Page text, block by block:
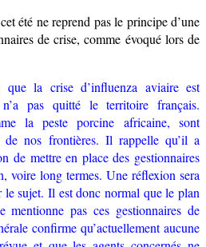
été ne reprend pas le principe d’une
de crise, comme évoqué lors de
la crise d’influenza aviaire est
pas quitté le territoire français.
la peste porcine africaine, sont
de nos frontières. Il rappelle qu’il a
de mettre en place des gestionnaires
voire long termes. Une réflexion sera
le sujet. Il est donc normal que le plan
mentionne pas ces gestionnaires de
confirme qu’actuellement aucune